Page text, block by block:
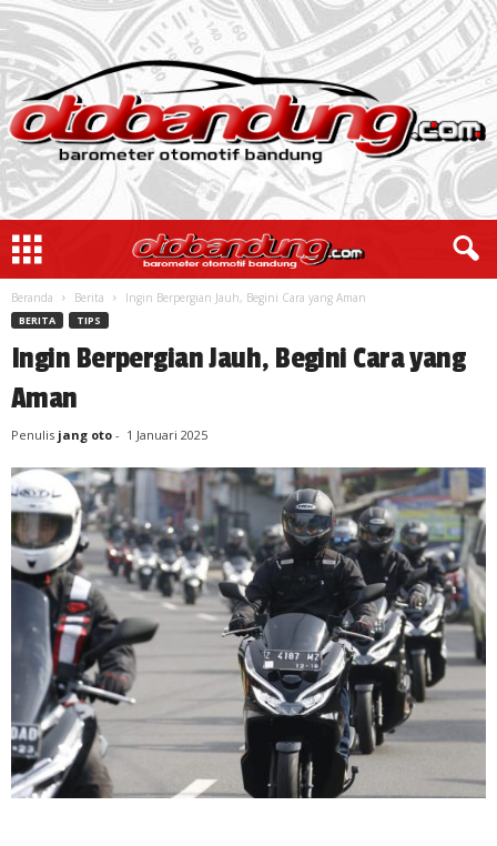
Beranda Berita Ingin Berpergian Jauh, Begini Cara yang Aman
BERITA TIPS
Ingin Berpergian Jauh, Begini Cara yang
Aman
Penulis jang oto - 1 Januari 2025